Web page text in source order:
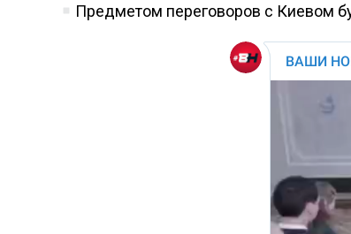
Предметом переговоров с Киевом